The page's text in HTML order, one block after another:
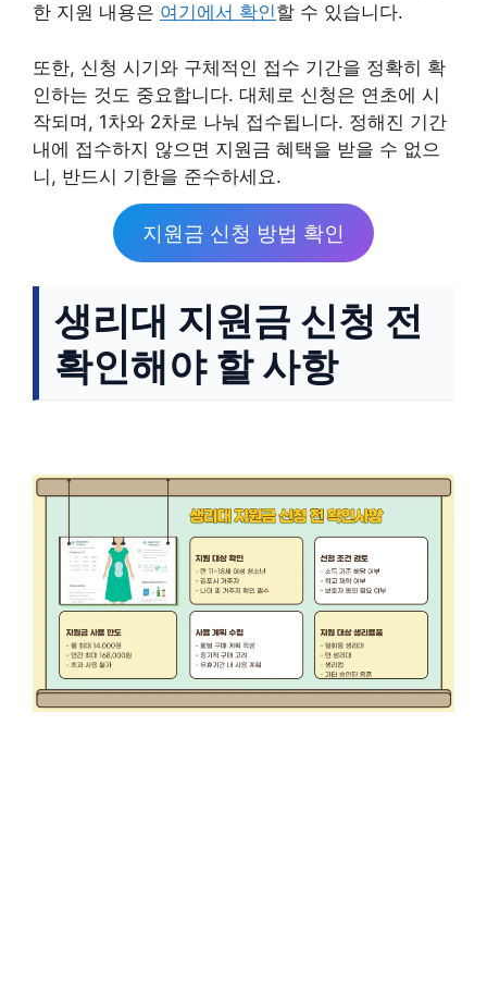
한 지원 내용은 여기에서 확인할 수 있습니다.
또한, 신청 시기와 구체적인 접수 기간을 정확히 확
인하는 것도 중요합니다. 대체로 신청은 연초에 시
작되며, 1차와 2차로 나눠 접수됩니다. 정해진 기간
내에 접수하지 않으면 지원금 혜택을 받을 수 없으
니, 반드시 기한을 준수하세요.
지원금 신청 방법 확인
생리대 지원금 신청 전
확인해야 할 사항